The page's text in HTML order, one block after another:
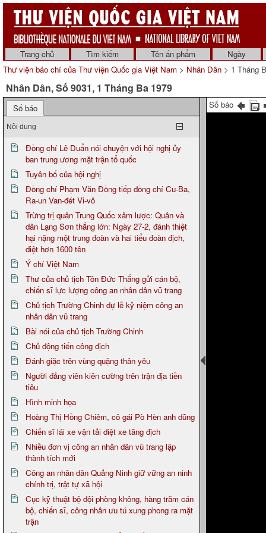
Trang chủ Tìm kiếm Tên ấn phẩm Ngày
Thư viện báo chí của Thư viện Quốc gia Việt Nam > Nhân Dân > 1 Tháng
Nhân Dân, Số 9031, 1 Tháng Ba 1979
Số báo
Nội dung
Đồng chí Lê Duẩn nói chuyện với hội nghị ủy
ban trung ương mặt trận tổ quốc
Tuyên bố của hội nghị
Đồng chí Phạm Văn Đồng tiếp đồng chí Cu-Ba,
Ra-un Van-đét Vi-vô
Trừng trị quân Trung Quốc xâm lược: Quân và
dân Lạng Sơn thắng lớn: Ngày 27-2, đánh thiệt
hại nặng một trung đoàn và hai tiểu đoàn địch,
diệt hơn 1600 tên
Ý chí Việt Nam
Thư của chủ tịch Tôn Đức Thắng gửi cán bộ,
chiến sĩ lực lượng công an nhân dân vũ trang
Chủ tịch Trường Chinh dự lễ kỷ niệm công an
nhân dân vũ trang
Bài nói của chủ tịch Trường Chinh
Chủ động tiến công địch
Đánh giặc trên vùng quặng thân yêu
Người đảng viên kiên cường trên trận địa tiền
tiêu
Hình minh họa
Hoàng Thị Hồng Chiêm, cô gái Pò Hèn anh dũng
Chiến sĩ lái xe vận tải diệt xe tăng địch
Nhiều đơn vị công an nhân dân vũ trang lập
thành tích mới
Công an nhân dân Quảng Ninh giữ vững an ninh
chính trị, trật tự xã hội
Cục kỹ thuật bộ đội phòng không, hàng trăm cán
bộ, chiến sĩ, công nhân ưu tú xung phong ra mặt
trận
Số báo